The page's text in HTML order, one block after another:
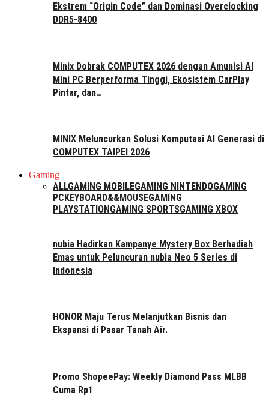
Ekstrem “Origin Code” dan Dominasi Overclocking
DDR5-8400
Minix Dobrak COMPUTEX 2026 dengan Amunisi AI
Mini PC Berperforma Tinggi, Ekosistem CarPlay
Pintar, dan…
MINIX Meluncurkan Solusi Komputasi AI Generasi di
COMPUTEX TAIPEI 2026
Gaming
ALLGAMING MOBILEGAMING NINTENDOGAMING
PCKEYBOARD&&MOUSEGAMING
PLAYSTATIONGAMING SPORTSGAMING XBOX
nubia Hadirkan Kampanye Mystery Box Berhadiah
Emas untuk Peluncuran nubia Neo 5 Series di
Indonesia
HONOR Maju Terus Melanjutkan Bisnis dan
Ekspansi di Pasar Tanah Air.
Promo ShopeePay: Weekly Diamond Pass MLBB
Cuma Rp1